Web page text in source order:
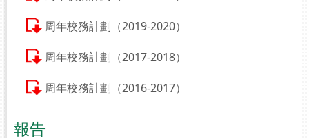
周年校務計劃（2019-2020）
周年校務計劃（2017-2018）
周年校務計劃（2016-2017）
報告